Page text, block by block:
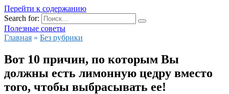
Перейти к содержанию
Search for:
Полезные советы
Главная » Без рубрики
Вот 10 причин, по которым Вы
должны есть лимонную цедру вместо
того, чтобы выбрасывать ее!